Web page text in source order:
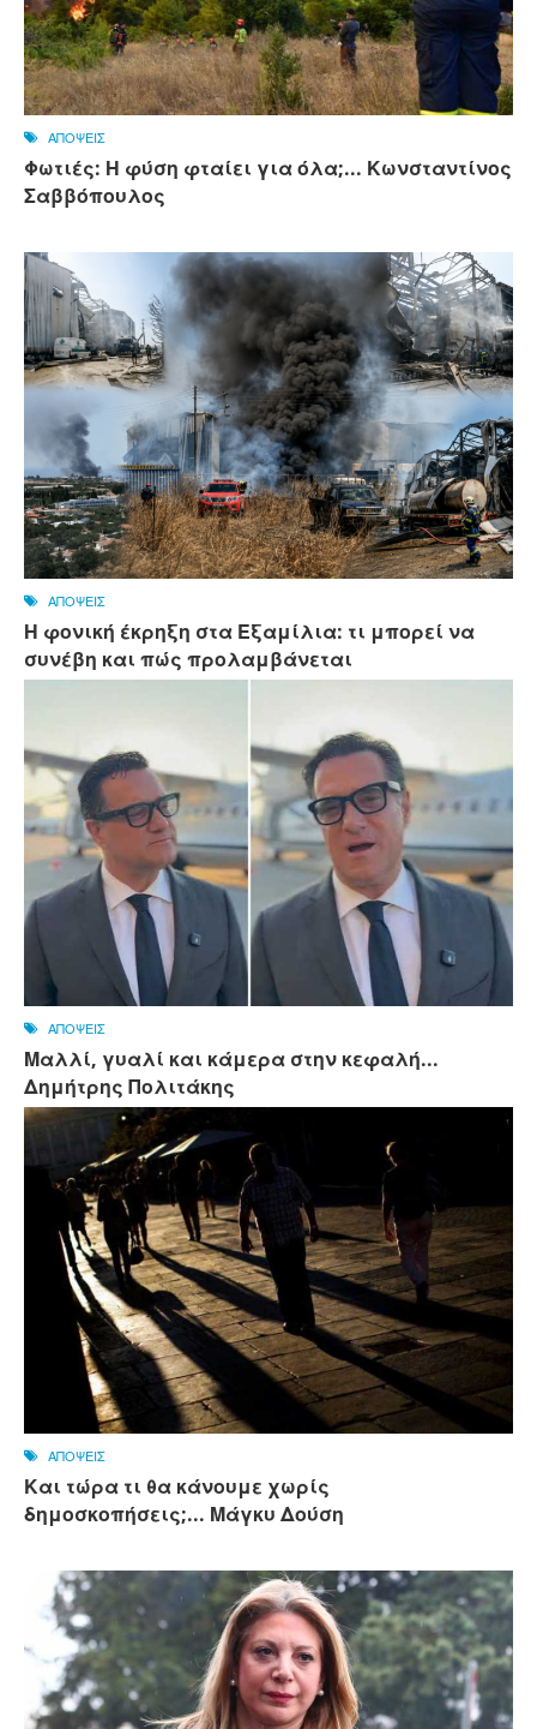
ΑΠΟΨΕΙΣ
Φωτιές: Η φύση φταίει για όλα;... Κωνσταντίνος
Σαββόπουλος
ΑΠΟΨΕΙΣ
Η φονική έκρηξη στα Εξαμίλια: τι μπορεί να
συνέβη και πώς προλαμβάνεται
ΑΠΟΨΕΙΣ
Μαλλί, γυαλί και κάμερα στην κεφαλή...
Δημήτρης Πολιτάκης
ΑΠΟΨΕΙΣ
Και τώρα τι θα κάνουμε χωρίς
δημοσκοπήσεις;... Μάγκυ Δούση